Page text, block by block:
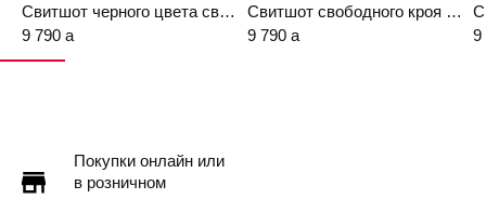
Свитшот черного цвета свободного кроя с декоративной вышивкой
9 790 a
Свитшот свободного кроя с цветочным декором
9 790 a 9
Покупки онлайн или
в розничном